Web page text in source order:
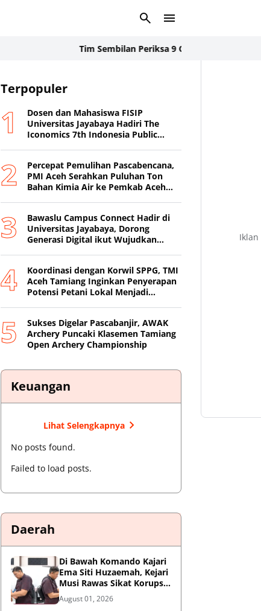
Tim Sembilan Periksa 9 Orang Saksi dan
Terpopuler
Dosen dan Mahasiswa FISIP
Universitas Jayabaya Hadiri The
Iconomics 7th Indonesia Public
Percepat Pemulihan Pascabencana,
PMI Aceh Serahkan Puluhan Ton
Bahan Kimia Air ke Pemkab Aceh
Bawaslu Campus Connect Hadir di
Universitas Jayabaya, Dorong
Generasi Digital ikut Wujudkan
Koordinasi dengan Korwil SPPG, TMI
Aceh Tamiang Inginkan Penyerapan
Potensi Petani Lokal Menjadi
Sukses Digelar Pascabanjir, AWAK
Archery Puncaki Klasemen Tamiang
Open Archery Championship
Keuangan
Lihat Selengkapnya
No posts found.
Failed to load posts.
Daerah
Di Bawah Komando Kajari
Ema Siti Huzaemah, Kejari
Musi Rawas Sikat Korupsi
Dana Sawit, Negara
Selamatkan Rp1,26 Miliar
August 01, 2026
Iklan